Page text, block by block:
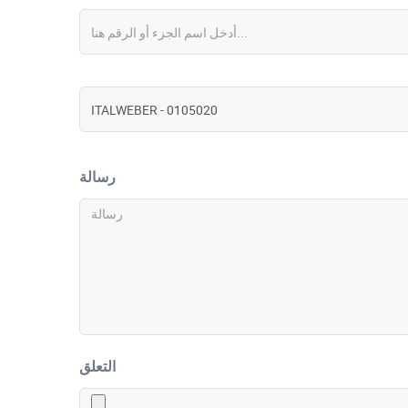
رسالة
التعلق